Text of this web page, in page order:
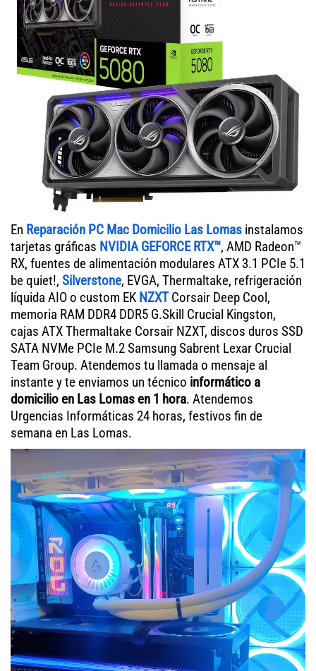
En Reparación PC Mac Domicilio Las Lomas instalamos
tarjetas gráficas NVIDIA GEFORCE RTX™, AMD Radeon™
RX, fuentes de alimentación modulares ATX 3.1 PCIe 5.1
be quiet!, Silverstone, EVGA, Thermaltake, refrigeración
líquida AIO o custom EK NZXTCorsair Deep Cool,
memoria RAM DDR4 DDR5 G.Skill Crucial Kingston,
cajas ATX Thermaltake Corsair NZXT, discos duros SSD
SATA NVMe PCIe M.2 Samsung Sabrent Lexar Crucial
Team Group. Atendemos tu llamada o mensaje al
instante y te enviamos un técnico informático a
domicilio en Las Lomas en 1 hora. Atendemos
Urgencias Informáticas 24 horas, festivos fin de
semana en Las Lomas.